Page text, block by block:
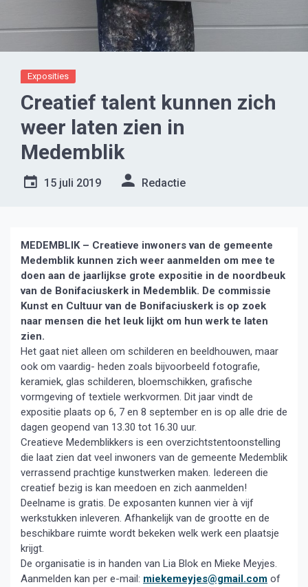
Exposities
Creatief talent kunnen zich
weer laten zien in
Medemblik
15 juli 2019 Redactie
MEDEMBLIK – Creatieve inwoners van de gemeente
Medemblik kunnen zich weer aanmelden om mee te
doen aan de jaarlijkse grote expositie in de noordbeuk
van de Bonifaciuskerk in Medemblik. De commissie
Kunst en Cultuur van de Bonifaciuskerk is op zoek
naar mensen die het leuk lijkt om hun werk te laten
zien.
Het gaat niet alleen om schilderen en beeldhouwen, maar
ook om vaardig- heden zoals bijvoorbeeld fotografie,
keramiek, glas schilderen, bloemschikken, grafische
vormgeving of textiele werkvormen. Dit jaar vindt de
expositie plaats op 6, 7 en 8 september en is op alle drie de
dagen geopend van 13.30 tot 16.30 uur.
Creatieve Medemblikkers is een overzichtstentoonstelling
die laat zien dat veel inwoners van de gemeente Medemblik
verrassend prachtige kunstwerken maken. Iedereen die
creatief bezig is kan meedoen en zich aanmelden!
Deelname is gratis. De exposanten kunnen vier à vijf
werkstukken inleveren. Afhankelijk van de grootte en de
beschikbare ruimte wordt bekeken welk werk een plaatsje
krijgt.
De organisatie is in handen van Lia Blok en Mieke Meyjes.
Aanmelden kan per e-mail: miekemeyjes@gmail.com of